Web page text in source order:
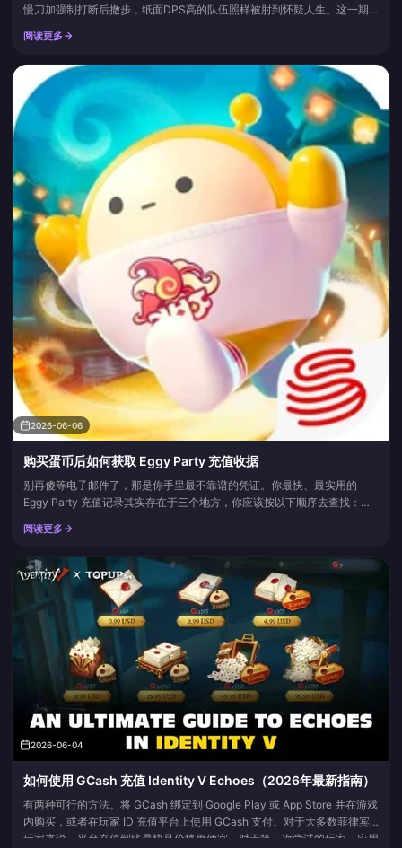
慢刀加强制打断后撤步，纸面DPS高的队伍照样被肘到怀疑人生。这一期
这个大多数人最真实的box水平，不聊那种六命光锥的神仙打架。
阅读更多
2026-06-06
购买蛋币后如何获取 Eggy Party 充值收据
别再傻等电子邮件了，那是你手里最不靠谱的凭证。你最快、最实用的
Eggy Party 充值记录其实存在于三个地方，你应该按以下顺序去查找：首
你的应用商店账户（Android 上的 Google Play“预算和订单记录”，或 iOS
阅读更多
2026-06-04
如何使用 GCash 充值 Identity V Echoes（2026年最新指南）
有两种可行的方法。将 GCash 绑定到 Google Play 或 App Store 并在游戏
内购买，或者在玩家 ID 充值平台上使用 GCash 支付。对于大多数菲律宾
玩家来说，平台充值到账最快且价格更便宜。对于第一次尝试的玩家，应用